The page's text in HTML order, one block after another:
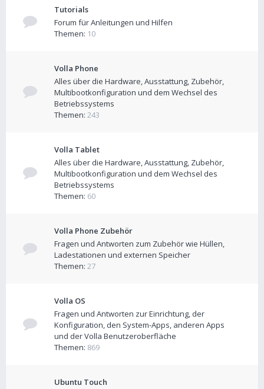
Tutorials
Forum für Anleitungen und Hilfen
Themen: 10
Volla Phone
Alles über die Hardware, Ausstattung, Zubehör,
Multibootkonfiguration und dem Wechsel des
Betriebssystems
Themen: 243
Volla Tablet
Alles über die Hardware, Ausstattung, Zubehör,
Multibootkonfiguration und dem Wechsel des
Betriebssystems
Themen: 60
Volla Phone Zubehör
Fragen und Antworten zum Zubehör wie Hüllen,
Ladestationen und externen Speicher
Themen: 27
Volla OS
Fragen und Antworten zur Einrichtung, der
Konfiguration, den System-Apps, anderen Apps
und der Volla Benutzeroberfläche
Themen: 869
Ubuntu Touch